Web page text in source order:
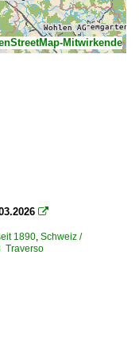
Mitwirkende

1890, Schweiz /
Traverso